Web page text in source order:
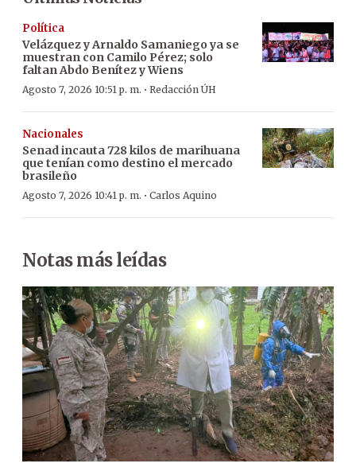
Política
Velázquez y Arnaldo Samaniego ya se
muestran con Camilo Pérez; solo
faltan Abdo Benítez y Wiens
Agosto 7, 2026 10:51 p. m. · Redacción ÚH
Nacionales
Senad incauta 728 kilos de marihuana
que tenían como destino el mercado
brasileño
Agosto 7, 2026 10:41 p. m. · Carlos Aquino
Notas más leídas